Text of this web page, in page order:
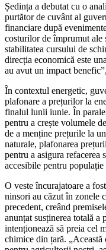
Ședința a debutat cu o
purtător de cuvânt al
financiare după
costurilor de împrumut ale
stabilitatea cursului de
direcția economică este
au avut un impact
În contextul energetic,
plafonare a prețurilor la
finalul lunii iunie. În
pentru a crește volumele
de a menține prețurile la
naturale, plafonarea
pentru a asigura
accesibile pentru
O veste încurajatoare a
ninsori au căzut în zonele
precedent, creând
anunțat susținerea totală
intenționează să preia cel
chimice din țară. „Această